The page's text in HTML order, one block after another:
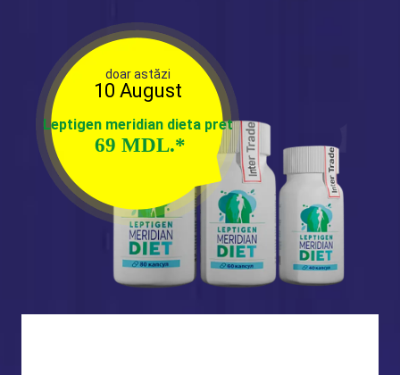
doar astăzi
10 August
Leptigen meridian dieta pret
69 MDL.*